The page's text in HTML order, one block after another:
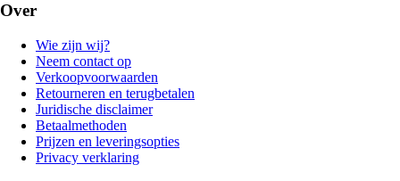
Over
Wie zijn wij?
Neem contact op
Verkoopvoorwaarden
Retourneren en terugbetalen
Juridische disclaimer
Betaalmethoden
Prijzen en leveringsopties
Privacy verklaring